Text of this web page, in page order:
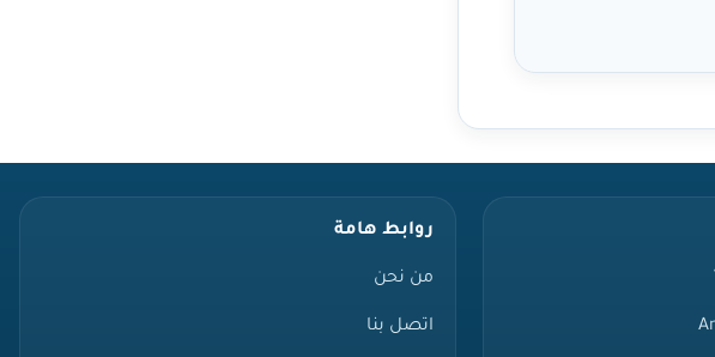
روابط هامة
من نحن
اتصل بنا